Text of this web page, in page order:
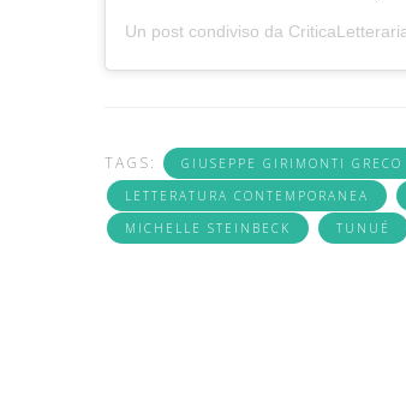
Un post condiviso da
TAGS:
GIUSEPPE GIRIMONTI GRECO
LETTERATURA CONTEMPORANEA
MICHELLE STEINBECK
TUNUÉ